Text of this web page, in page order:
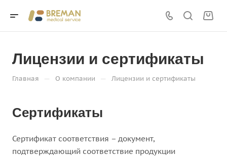
Лицензии и сертификаты
Главная — О компании — Лицензии и сертификаты
Сертификаты
Сертификат соответствия – документ,
подтверждающий соответствие продукции